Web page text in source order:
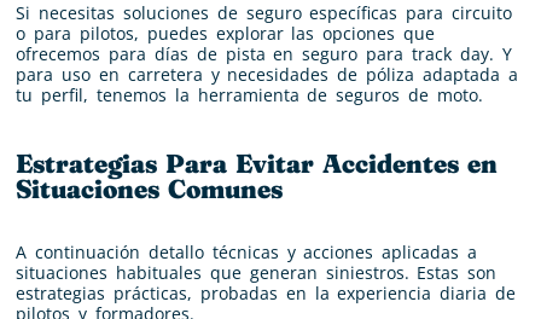
Si necesitas soluciones de seguro específicas para circuito
o para pilotos, puedes explorar las opciones que
ofrecemos para días de pista en seguro para track day. Y
para uso en carretera y necesidades de póliza adaptada a
tu perfil, tenemos la herramienta de seguros de moto.
Estrategias Para Evitar Accidentes en
Situaciones Comunes
A continuación detallo técnicas y acciones aplicadas a
situaciones habituales que generan siniestros. Estas son
estrategias prácticas, probadas en la experiencia diaria de
pilotos y formadores.